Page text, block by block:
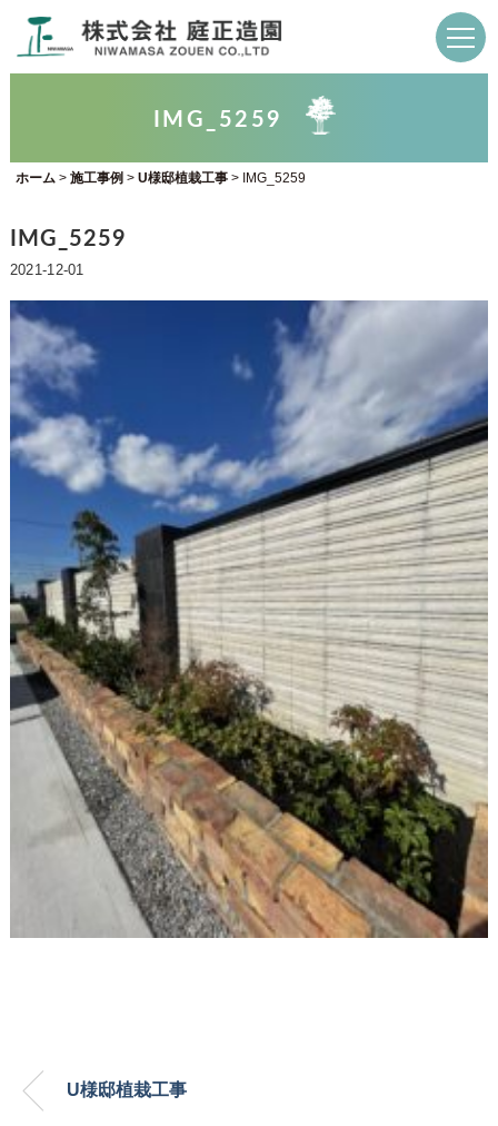
IMG_5259
ホーム> 施工事例 > U様邸植栽工事> IMG_5259
IMG_5259
2021-12-01
U様邸植栽工事